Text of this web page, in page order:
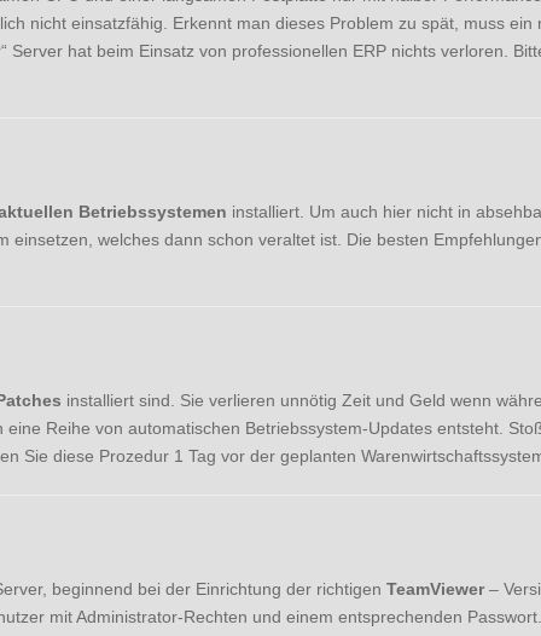
nicht einsatzfähig. Erkennt man dieses Problem zu spät, muss
Server hat beim Einsatz von professionellen ERP nichts verloren.
Betriebssystemen installiert. Um auch hier nicht in
einsetzen, welches dann schon veraltet ist. Die besten
installiert sind. Sie verlieren unnötig Zeit und Geld wenn
eine Reihe von automatischen Betriebssystem-Updates entsteht.
Sie diese Prozedur 1 Tag vor der geplanten
beginnend bei der Einrichtung der richtigen TeamViewer–
mit Administrator-Rechten und einem entsprechenden